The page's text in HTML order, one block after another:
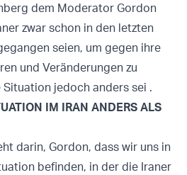
dem Moderator Gordon
zwar schon in den letzten
seien, um gegen ihre
und Veränderungen zu
jedoch anders sei .
IM IRAN ANDERS ALS
darin, Gordon, dass wir uns in
befinden, in der die Iraner